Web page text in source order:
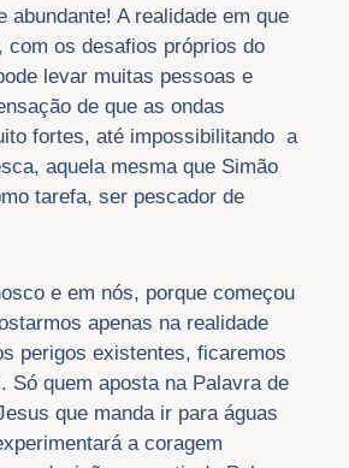
abundante! A realidade em que
com os desafios próprios do
levar muitas pessoas e
de que as ondas
fortes, até impossibilitando a
aquela mesma que Simão
tarefa, ser pescador de
e em nós, porque começou
apenas na realidade
perigos existentes, ficaremos
Só quem aposta na Palavra de
que manda ir para águas
a coragem